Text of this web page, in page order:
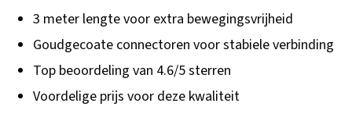
3 meter lengte voor extra bewegingsvrijheid
Goudgecoate connectoren voor stabiele verbinding
Top beoordeling van 4.6/5 sterren
Voordelige prijs voor deze kwaliteit